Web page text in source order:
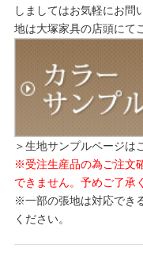
しましてはお気軽にお問
地は大塚家具の店頭にて
＞生地サンプルページは
※受注生産品の為ご注文
できません。予めご了承
※一部の張地は対応でき
ください。